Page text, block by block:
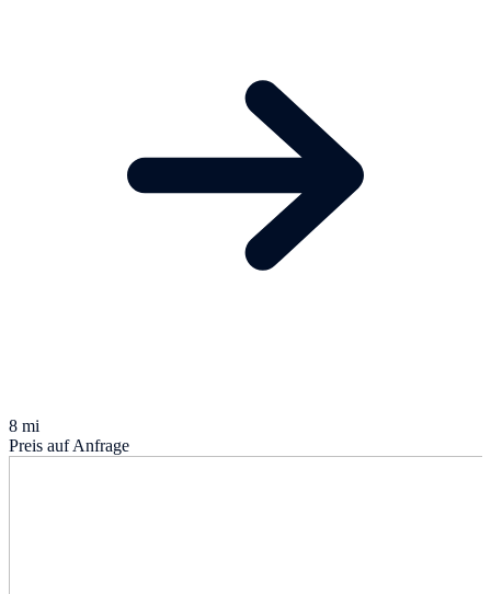
8 mi
Preis auf Anfrage